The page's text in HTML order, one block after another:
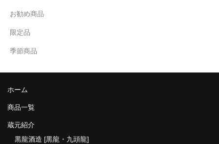
お勧め商品
限定品
季節商品
ホーム
商品一覧
蔵元紹介
黒龍酒造 [黒龍・九頭龍]